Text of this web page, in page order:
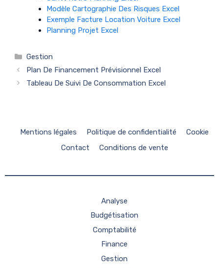
Modèle Cartographie Des Risques Excel
Exemple Facture Location Voiture Excel
Planning Projet Excel
Catégories
Gestion
Plan De Financement Prévisionnel Excel
Tableau De Suivi De Consommation Excel
Mentions légales Politique de confidentialité
Cookie
Contact
Conditions de vente
Analyse
Budgétisation
Comptabilité
Finance
Gestion